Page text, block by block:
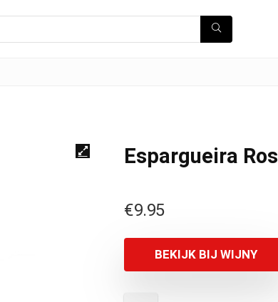
Espargueira
€9.95
BEKIJK BIJ WIJNY